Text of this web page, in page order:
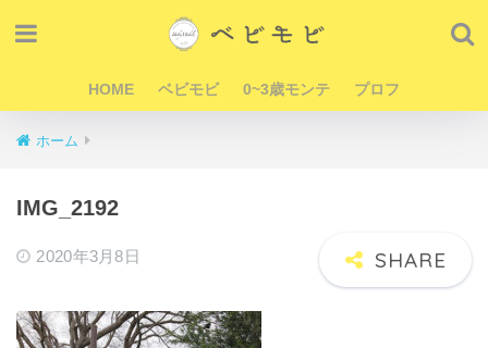
HOME ベビモビ 0~3歳モンテ プロフ
ホーム
IMG_2192
2020年3月8日